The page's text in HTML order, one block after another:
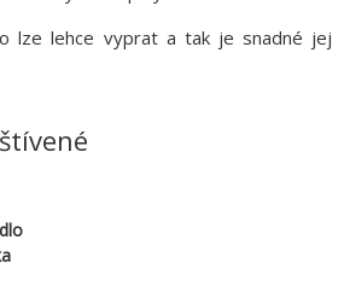
lze lehce vyprat a tak je snadné jej